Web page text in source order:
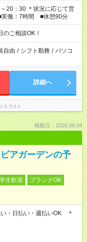
20：30 ＊状況に応じて営
間が変更になる可能性あり＊ ■実働：7時間 ■休憩90分
ご相談OK！
自由 / シフト勤務 / パソコ
詳細へ
トラスト
掲載日：2026.08.04
アガーデンの予
生歓迎
ブランクOK
・日払い・週払いOK ＊